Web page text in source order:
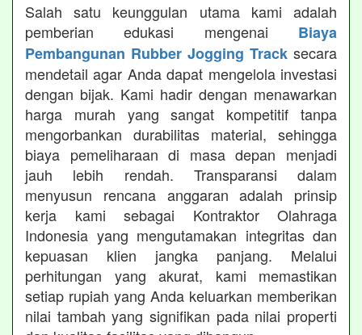
Salah satu keunggulan utama kami adalah
pemberian edukasi mengenai Biaya
Pembangunan Rubber Jogging Track secara
mendetail agar Anda dapat mengelola investasi
dengan bijak. Kami hadir dengan menawarkan
harga murah yang sangat kompetitif tanpa
mengorbankan durabilitas material, sehingga
biaya pemeliharaan di masa depan menjadi
jauh lebih rendah. Transparansi dalam
menyusun rencana anggaran adalah prinsip
kerja kami sebagai Kontraktor Olahraga
Indonesia yang mengutamakan integritas dan
kepuasan klien jangka panjang. Melalui
perhitungan yang akurat, kami memastikan
setiap rupiah yang Anda keluarkan memberikan
nilai tambah yang signifikan pada nilai properti